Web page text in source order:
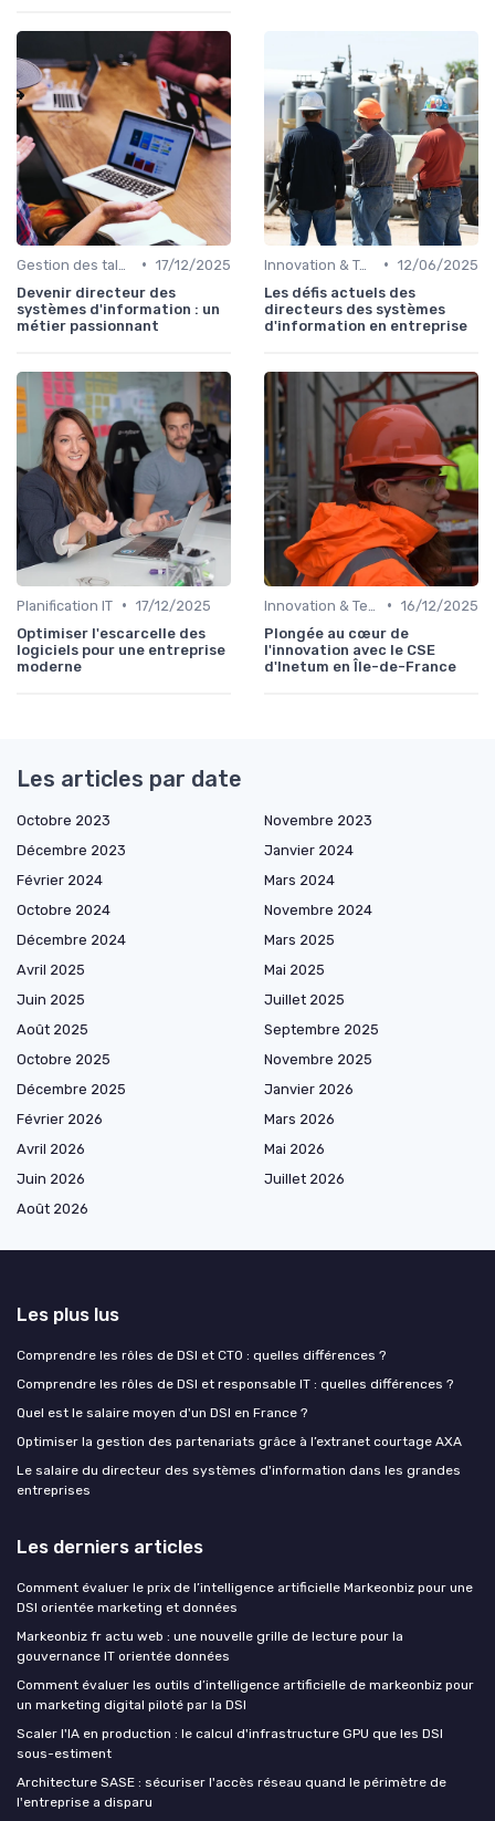
• 17/12/2025
Devenir directeur des
systèmes d'information : un
métier passionnant
Innovation & Tendances • 12/06/2025
Les défis actuels des
directeurs des systèmes
d'information en entreprise
Planification IT • 17/12/2025
Optimiser l'escarcelle des
logiciels pour une entreprise
moderne
• 16/12/2025
Plongée au cœur de
l'innovation avec le CSE
d'Inetum en Île-de-France
Les articles par date
Octobre 2023
Novembre 2023
Décembre 2023
Janvier 2024
Février 2024
Mars 2024
Octobre 2024
Novembre 2024
Décembre 2024
Mars 2025
Avril 2025
Mai 2025
Juin 2025
Juillet 2025
Août 2025
Septembre 2025
Octobre 2025
Novembre 2025
Décembre 2025
Janvier 2026
Février 2026
Mars 2026
Avril 2026
Mai 2026
Juin 2026
Juillet 2026
Août 2026
Les plus lus
Comprendre les rôles de DSI et CTO : quelles différences ?
Comprendre les rôles de DSI et responsable IT : quelles différences ?
Quel est le salaire moyen d'un DSI en France ?
Optimiser la gestion des partenariats grâce à l’extranet courtage AXA
Le salaire du directeur des systèmes d'information dans les grandes
entreprises
Les derniers articles
Comment évaluer le prix de l’intelligence artificielle Markeonbiz pour une
DSI orientée marketing et données
Markeonbiz fr actu web : une nouvelle grille de lecture pour la
gouvernance IT orientée données
Comment évaluer les outils d’intelligence artificielle de markeonbiz pour
un marketing digital piloté par la DSI
Scaler l'IA en production : le calcul d'infrastructure GPU que les DSI
sous-estiment
Architecture SASE : sécuriser l'accès réseau quand le périmètre de
l'entreprise a disparu